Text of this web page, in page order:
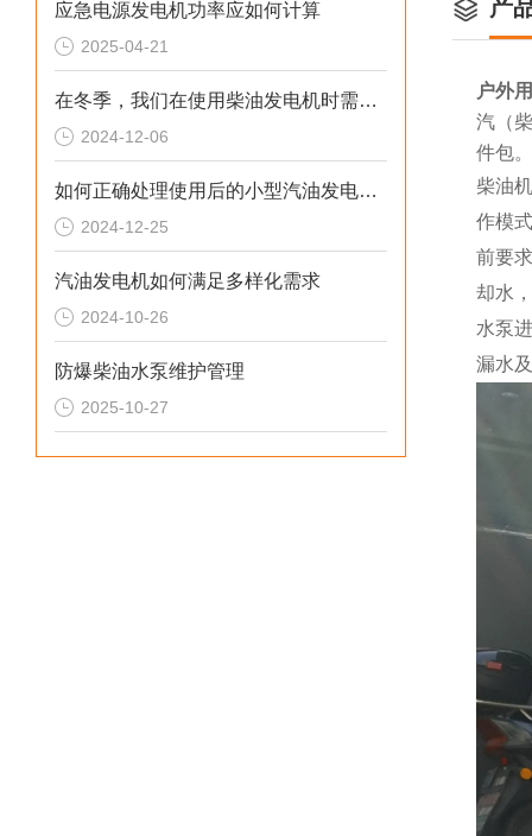
应急电源发电机功率应如何计算
2025-04-21
在冬季，我们在使用柴油发电机时需要注意什么呢？
2024-12-06
如何正确处理使用后的小型汽油发电机？
2024-12-25
汽油发电机如何满足多样化需求
2024-10-26
防爆柴油水泵维护管理
2025-10-27
产
户外
汽（
件包。
柴油
作模
前要
却水
水泵
漏水